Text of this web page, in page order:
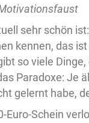
sehr schön
kennen, das
so viele
Paradoxe: Je
gelernt habe,
Euro-Schein